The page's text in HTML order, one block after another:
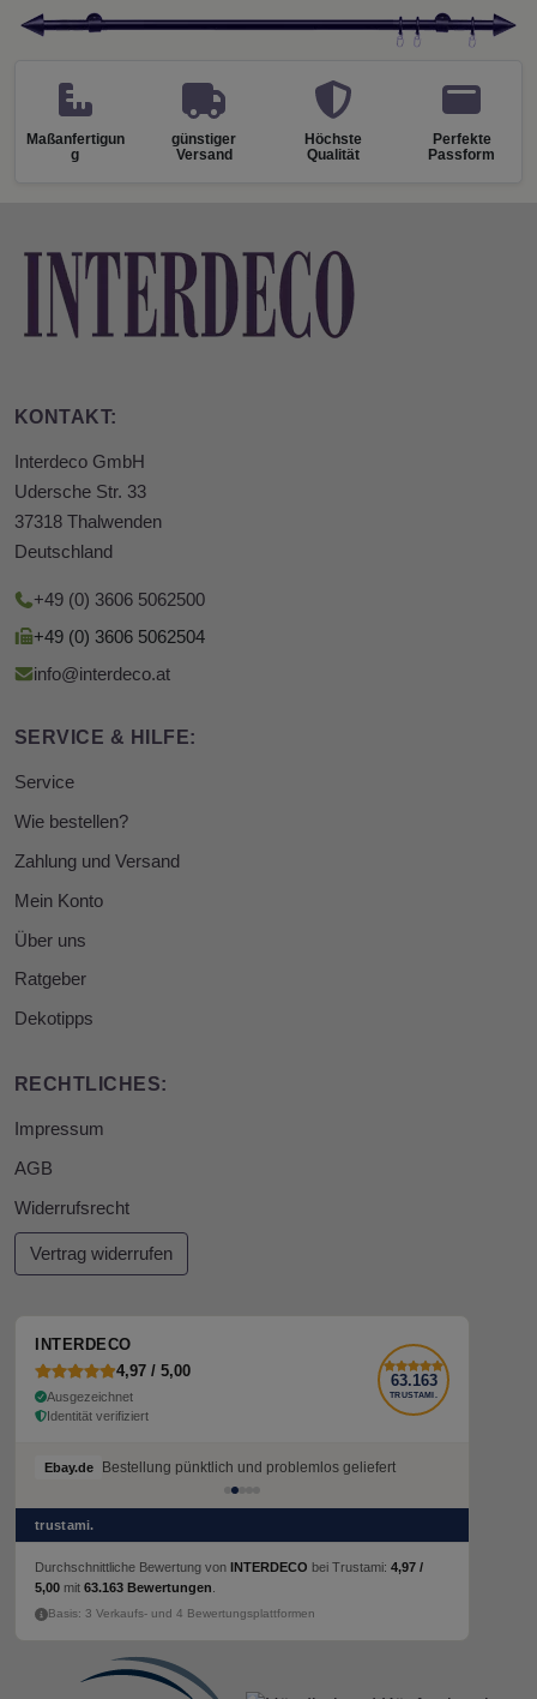
Maßanfertigun
g
günstiger
Versand
Höchste
Qualität
Perfekte
Passform
KONTAKT:
Interdeco GmbH
Udersche Str. 33
37318 Thalwenden
Deutschland
+49 (0) 3606 5062500
+49 (0) 3606 5062504
info@interdeco.at
SERVICE & HILFE:
Service
Wie bestellen?
Zahlung und Versand
Mein Konto
Über uns
Ratgeber
Dekotipps
RECHTLICHES:
Impressum
AGB
Widerrufsrecht
Vertrag widerrufen
INTERDECO
4,97 / 5,00
Ausgezeichnet
Identität verifiziert
63.163
TRUSTAMI.
Ebay.de Bestellung pünktlich und problemlos geliefert
Ebay.de Bestellung pünktlich und problemlos geliefert
trustami.
Durchschnittliche Bewertung von INTERDECO bei Trustami: 4,97 /
5,00 mit 63.163 Bewertungen
Basis: 3 Verkaufs- und 4 Bewertungsplattformen